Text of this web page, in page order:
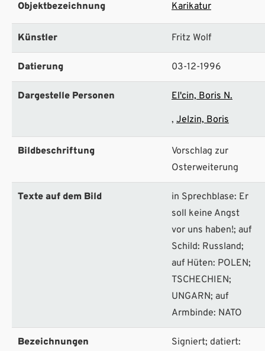
Objektbezeichnung Karikatur
Künstler Fritz Wolf
Datierung 03-12-1996
Dargestelle Personen
El'cin, Boris N.
Jelzin, Boris
Bildbeschriftung
Vorschlag zur
Osterweiterung
Texte auf dem Bild
in Sprechblase: Er
soll keine Angst
vor uns haben!; auf
Schild: Russland;
auf Hüten: POLEN;
TSCHECHIEN;
UNGARN; auf
Armbinde: NATO
Bezeichnungen
Signiert; datiert: